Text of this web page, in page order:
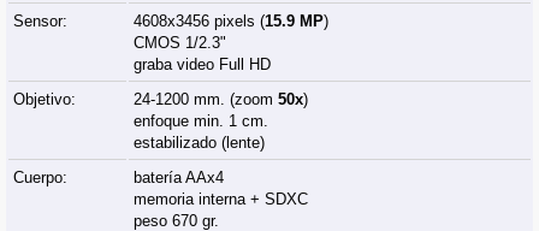
Sensor:
4608x3456 pixels (15.9 MP)
CMOS 1/2.3"
graba video Full HD
Objetivo:
24-1200 mm. (zoom 50x)
enfoque min. 1 cm.
estabilizado (lente)
Cuerpo:
batería AAx4
memoria interna + SDXC
peso 670 gr.